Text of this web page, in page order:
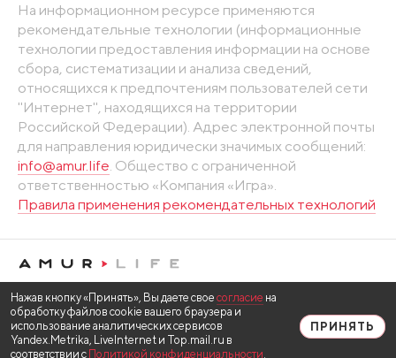
На информационном ресурсе применяются
рекомендательные технологии (информационные
технологии предоставления информации на основе
сбора, систематизации и анализа сведений,
относящихся к предпочтениям пользователей сети
"Интернет", находящихся на территории
Российской Федерации). Адрес электронной почты
для направления юридически значимых сообщений:
info@amur.life. Общество с ограниченной
ответственностью «Компания «Игра».
Правила применения рекомендательных технологий
Нажав кнопку «Принять», Вы даете свое согласие на
обработку файлов cookie вашего браузера и
использование аналитических сервисов
Yandex.Metrika, LiveInternet и Top.mail.ru в
соответствии с Политикой конфиденциальности.
ПРИНЯТЬ